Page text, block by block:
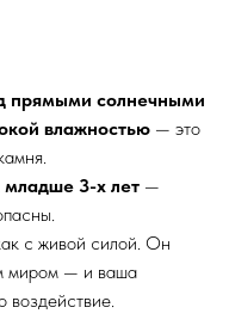
прямыми солнечными
влажностью — это
младше 3-х лет —
с живой силой. Он
миром — и ваша
воздействие.